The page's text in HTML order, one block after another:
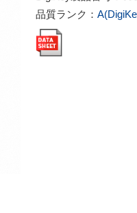
品質ランク：